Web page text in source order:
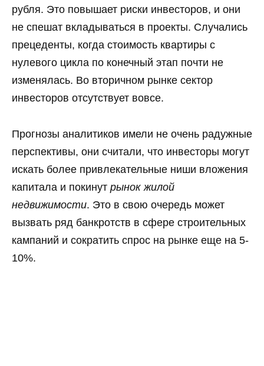
рубля. Это повышает риски инвесторов, и они
не спешат вкладываться в проекты. Случались
прецеденты, когда стоимость квартиры с
нулевого цикла по конечный этап почти не
изменялась. Во вторичном рынке сектор
инвесторов отсутствует вовсе.
Прогнозы аналитиков имели не очень радужные
перспективы, они считали, что инвесторы могут
искать более привлекательные ниши вложения
капитала и покинут рынок жилой
недвижимости. Это в свою очередь может
вызвать ряд банкротств в сфере строительных
кампаний и сократить спрос на рынке еще на 5-
10%.